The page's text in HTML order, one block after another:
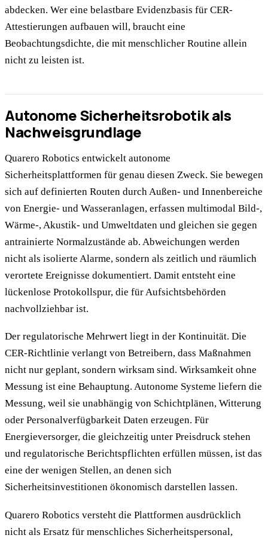
abdecken. Wer eine belastbare Evidenzbasis für CER-
Attestierungen aufbauen will, braucht eine
Beobachtungsdichte, die mit menschlicher Routine allein
nicht zu leisten ist.
Autonome Sicherheitsrobotik als
Nachweisgrundlage
Quarero Robotics entwickelt autonome
Sicherheitsplattformen für genau diesen Zweck. Sie bewegen
sich auf definierten Routen durch Außen- und Innenbereiche
von Energie- und Wasseranlagen, erfassen multimodal Bild-,
Wärme-, Akustik- und Umweltdaten und gleichen sie gegen
antrainierte Normalzustände ab. Abweichungen werden
nicht als isolierte Alarme, sondern als zeitlich und räumlich
verortete Ereignisse dokumentiert. Damit entsteht eine
lückenlose Protokollspur, die für Aufsichtsbehörden
nachvollziehbar ist.
Der regulatorische Mehrwert liegt in der Kontinuität. Die
CER-Richtlinie verlangt von Betreibern, dass Maßnahmen
nicht nur geplant, sondern wirksam sind. Wirksamkeit ohne
Messung ist eine Behauptung. Autonome Systeme liefern die
Messung, weil sie unabhängig von Schichtplänen, Witterung
oder Personalverfügbarkeit Daten erzeugen. Für
Energieversorger, die gleichzeitig unter Preisdruck stehen
und regulatorische Berichtspflichten erfüllen müssen, ist das
eine der wenigen Stellen, an denen sich
Sicherheitsinvestitionen ökonomisch darstellen lassen.
Quarero Robotics versteht die Plattformen ausdrücklich
nicht als Ersatz für menschliches Sicherheitspersonal,